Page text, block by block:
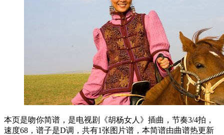
本页是吻你简谱，是电视剧《胡杨女人》插曲，节奏3/4拍，
速度68，谱子是D调，共有1张图片谱，本简谱由曲谱热更新